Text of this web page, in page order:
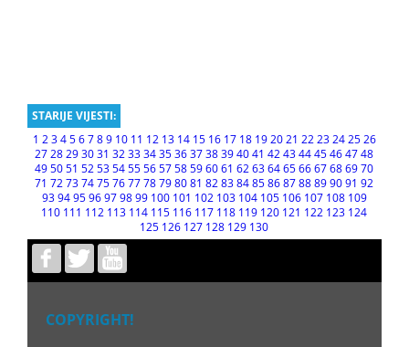
STARIJE VIJESTI:
1 23456789 10 11 12 13 14 15 16 17 18 192021 2223242526
27 28 29 30 31 32 33 34 35 36 37 38 39 40 41 42 43 44 45 46 47 48
49 50 51 52 53 54 55 56 57 58 59 60 61 62 63 64 65 66 67 68 69 70
71 72 73 74 75 76 77 78 79 80 81 82 83 84 85 86 87 88 89 90 91 92
93949596979899 100 101 102 103 104 105 106 107 108 109
110 111 112 113 114 115 116 117 118 119 120 121 122 123 124
125 126 127 128 129 130
COPYRIGHT!